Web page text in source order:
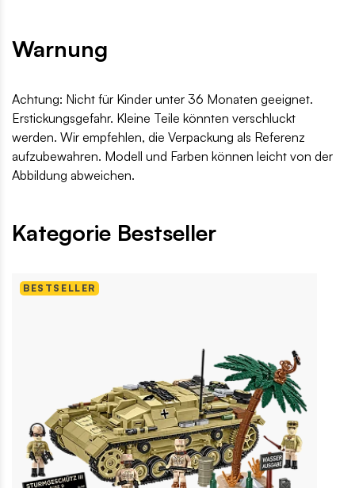
Warnung
Achtung: Nicht für Kinder unter 36 Monaten geeignet.
Erstickungsgefahr. Kleine Teile könnten verschluckt
werden. Wir empfehlen, die Verpackung als Referenz
aufzubewahren. Modell und Farben können leicht von der
Abbildung abweichen.
Kategorie Bestseller
BESTSELLER